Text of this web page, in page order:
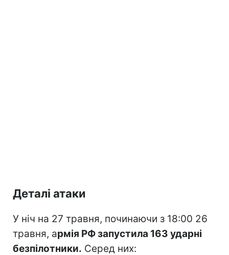
Деталі атаки
У ніч на 27 травня, починаючи з 18:00 26
травня, армія РФ запустила 163 ударні
безпілотники. Серед них: